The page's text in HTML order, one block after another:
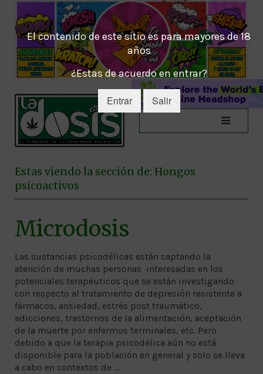
El contenido de este sitio es para mayores de 18
años
¿Estas de acuerdo en entrar?
Entrar Salir
Estas viendo la sección de: Hongos
psicoactivos
Microdosis
Las sustancias psicodélicas están captando la
atención de muchas personas interesadas en los
potenciales terapéuticos que se están investigando
con respecto al tratamiento de depresión resistente a
fármacos, ansiedad, estrés post traumático,
adicciones, trastornos de la alimentación, aceptación
de la muerte por enfermos terminales, etc. Pero
debido a que la terapia psicodélica aún no está
disponible para la población en general y solo se lleva
a cabo en contextos de …